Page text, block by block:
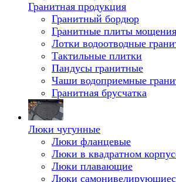
Гранитная продукция
Гранитный бордюр
Гранитные плиты мощения
Лотки водоотводные
Тактильные плитки
Пандусы гранитные
Чаши водоприемные
Гранитная брусчатка
Люки чугунные
Люки фланцевые
Люки в квадратном
Люки плавающие
Люки